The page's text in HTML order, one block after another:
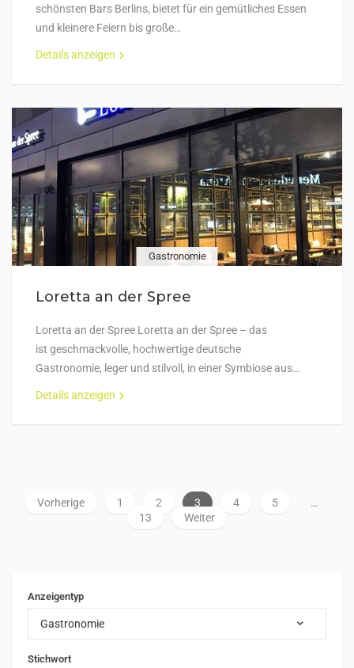
schönsten Bars Berlins, bietet für ein gemütliches Essen
und kleinere Feiern bis große…
Details anzeigen
Gastronomie
Loretta an der Spree
Loretta an der Spree Loretta an der Spree – das
ist geschmackvolle, hochwertige deutsche
Gastronomie, leger und stilvoll, in einer Symbiose aus…
Details anzeigen
Vorherige 1 2 3 4 5
…
13
Weiter
Anzeigentyp
Gastronomie
Stichwort